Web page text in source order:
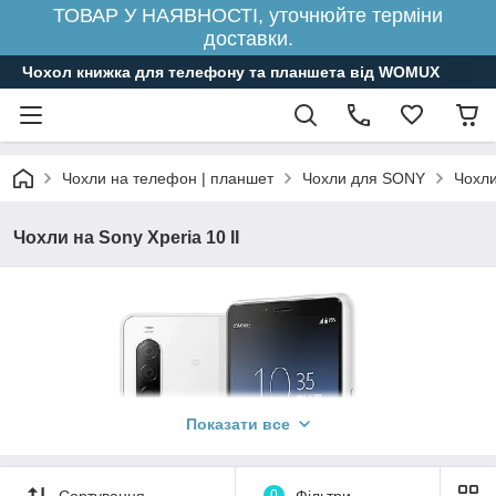
ТОВАР У НАЯВНОСТІ, уточнюйте терміни
доставки.
Чохол книжка для телефону та планшета від WOMUX
Чохли на телефон | планшет Чохли для SONY
Чохли на Sony Xperia 10 II
Показати все